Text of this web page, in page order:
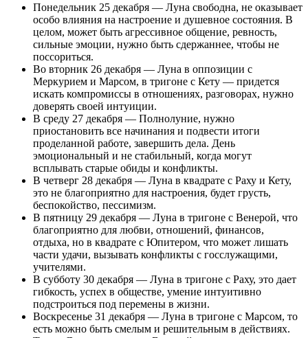
Понедельник 25 декабря — Луна свободна, не оказывает
особо влияния на настроение и душевное состояния. В
целом, может быть агрессивное общение, ревность,
сильные эмоции, нужно быть сдержаннее, чтобы не
поссориться.
Во вторник 26 декабря — Луна в оппозиции с
Меркурием и Марсом, в тригоне с Кету — придется
искать компромиссы в отношениях, разговорах, нужно
доверять своей интуиции.
В среду 27 декабря — Полнолуние, нужно
приостановить все начинания и подвести итоги
проделанной работе, завершить дела. День
эмоциональный и не стабильный, когда могут
всплывать старые обиды и конфликты.
В четверг 28 декабря — Луна в квадрате с Раху и Кету,
это не благоприятно для настроения, будет грусть,
беспокойство, пессимизм.
В пятницу 29 декабря — Луна в тригоне с Венерой, что
благоприятно для любви, отношений, финансов,
отдыха, но в квадрате с Юпитером, что может лишать
части удачи, вызывать конфликты с госслужащими,
учителями.
В субботу 30 декабря — Луна в тригоне с Раху, это дает
гибкость, успех в обществе, умение интуитивно
подстроиться под перемены в жизни.
Воскресенье 31 декабря — Луна в тригоне с Марсом, то
есть можно быть смелым и решительным в действиях.